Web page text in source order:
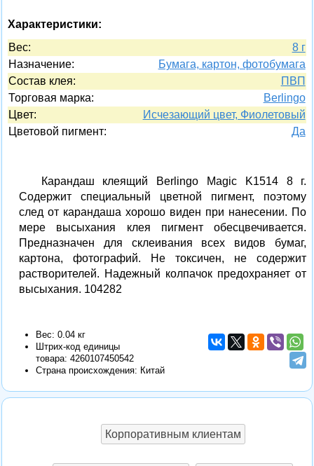
Характеристики:
Вес:
8 г
Назначение:
Бумага, картон, фотобумага
Состав клея:
ПВП
Торговая марка:
Berlingo
Цвет:
Исчезающий цвет, Фиолетовый
Цветовой пигмент:
Да
Карандаш клеящий Berlingo Magic K1514 8 г.
Содержит специальный цветной пигмент, поэтому
след от карандаша хорошо виден при нанесении. По
мере высыхания клея пигмент обесцвечивается.
Предназначен для склеивания всех видов бумаг,
картона, фотографий. Не токсичен, не содержит
растворителей. Надежный колпачок предохраняет от
высыхания. 104282
Вес: 0.04 кг
Штрих-код единицы
товара: 4260107450542
Страна происхождения: Китай
Корпоративным клиентам